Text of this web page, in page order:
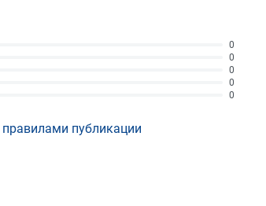
0
0
0
0
0
правилами публикации